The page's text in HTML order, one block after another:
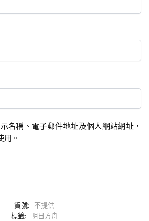
名稱、電子郵件地址及個人網站網址，
用。
貨號:
不提供
標籤:
明日方舟